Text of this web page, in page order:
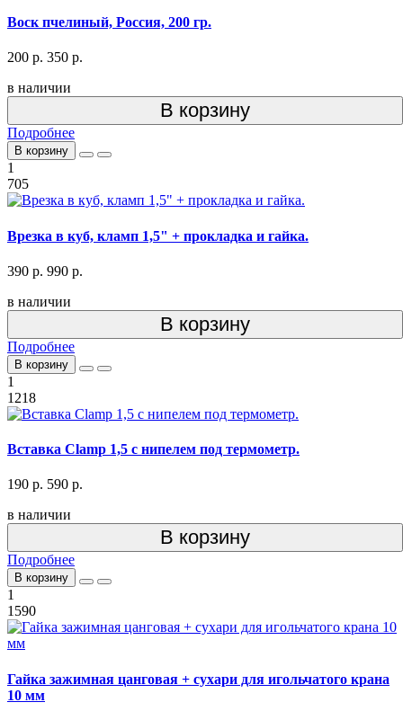
Воск пчелиный, Россия, 200 гр.
200 р. 350 р.
в наличии
В корзину
Подробнее
В корзину
1
705
Врезка в куб, кламп 1,5" + прокладка и гайка.
390 р. 990 р.
в наличии
В корзину
Подробнее
В корзину
1
1218
Вставка Clamp 1,5 с нипелем под термометр.
190 р. 590 р.
в наличии
В корзину
Подробнее
В корзину
1
1590
Гайка зажимная цанговая + сухари для игольчатого крана
10 мм